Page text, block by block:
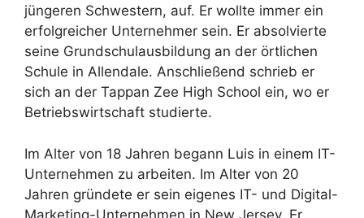
jüngeren Schwestern, auf. Er wollte immer ein
erfolgreicher Unternehmer sein. Er absolvierte
seine Grundschulausbildung an der örtlichen
Schule in Allendale. Anschließend schrieb er
sich an der Tappan Zee High School ein, wo er
Betriebswirtschaft studierte.
Im Alter von 18 Jahren begann Luis in einem IT-
Unternehmen zu arbeiten. Im Alter von 20
Jahren gründete er sein eigenes IT- und Digital-
Marketing-Unternehmen in New Jersey. Er